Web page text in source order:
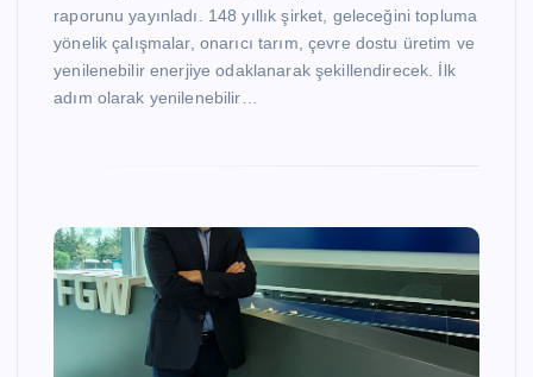
raporunu yayınladı. 148 yıllık şirket, geleceğini topluma
yönelik çalışmalar, onarıcı tarım, çevre dostu üretim ve
yenilenebilir enerjiye odaklanarak şekillendirecek. İlk
adım olarak yenilenebilir…